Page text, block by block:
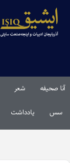
آنا صحیفه شعر
سس یادداشت